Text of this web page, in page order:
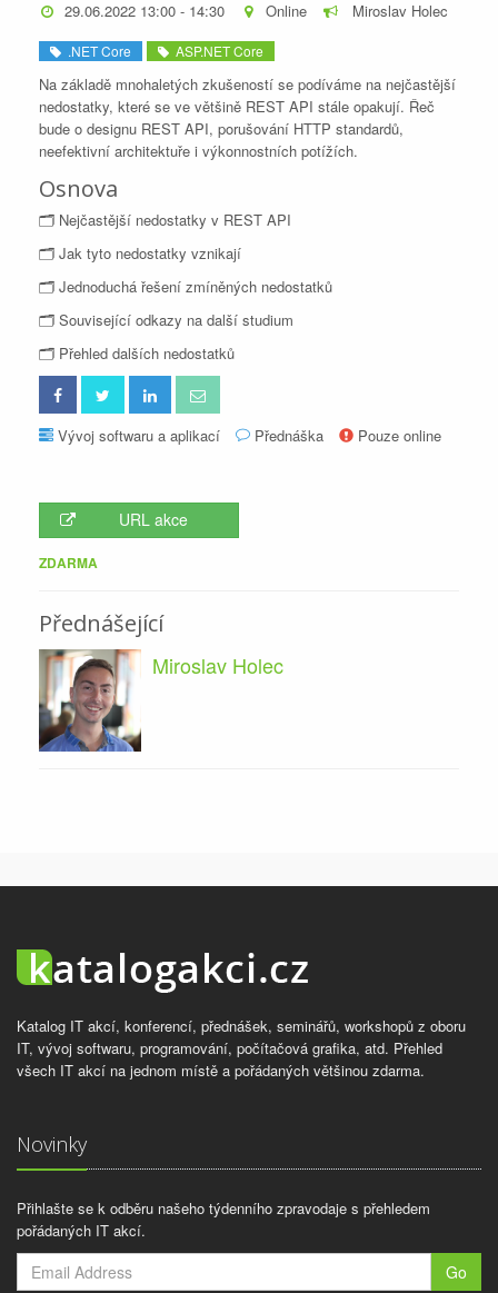
29.06.2022 13:00 - 14:30 Online Miroslav Holec
.NET Core ASP.NET Core
Na základě mnohaletých zkušeností se podíváme na nejčastější
nedostatky, které se ve většině REST API stále opakují. Řeč
bude o designu REST API, porušování HTTP standardů,
neefektivní architektuře i výkonnostních potížích.
Osnova
🗂 Nejčastější nedostatky v REST API
🗂 Jak tyto nedostatky vznikají
🗂 Jednoduchá řešení zmíněných nedostatků
🗂 Související odkazy na další studium
🗂 Přehled dalších nedostatků
Vývoj softwaru a aplikací Přednáška Pouze online
URL akce
ZDARMA
Přednášející
Miroslav Holec
Katalog IT akcí, konferencí, přednášek, seminářů, workshopů z oboru
IT, vývoj softwaru, programování, počítačová grafika, atd. Přehled
všech IT akcí na jednom místě a pořádaných většinou zdarma.
Novinky
Přihlašte se k odběru našeho týdenního zpravodaje s přehledem
pořádaných IT akcí.
Go